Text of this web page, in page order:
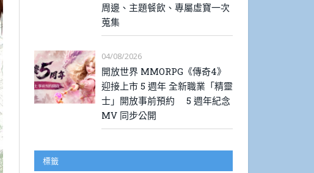
周邊、主題餐飲、專屬虛寶一次
蒐集
04/08/2026
開放世界 MMORPG《傳奇4》
迎接上市 5 週年 全新職業「精靈
士」開放事前預約 5 週年紀念
MV 同步公開
標籤